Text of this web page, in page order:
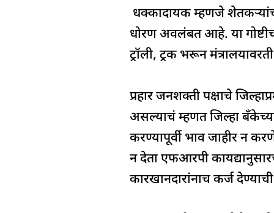
o
k
p
धक्कादायक म्हणजे
धोरण अवलंबत आहे. या
ट्रॉली, ट्रक भरून
प्रहार जनशक्ती पक्षाचे
असल्याचं म्हणत जिल्हा
करण्यापूर्वी भाव जाहीर न
न देता एफआरपी
कारखानदारांनाच कर्ज